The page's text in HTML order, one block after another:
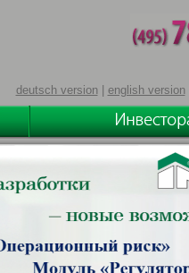
deutsch version| english version|